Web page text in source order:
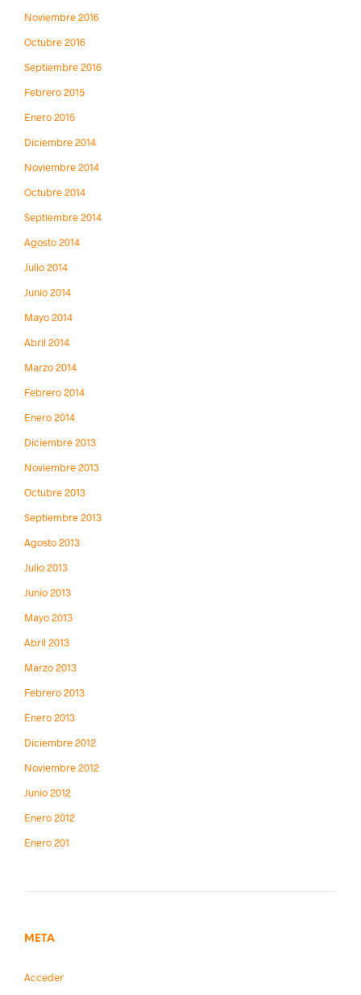
Noviembre 2016
Octubre 2016
Septiembre 2016
Febrero 2015
Enero 2015
Diciembre 2014
Noviembre 2014
Octubre 2014
Septiembre 2014
Agosto 2014
Julio 2014
Junio 2014
Mayo 2014
Abril 2014
Marzo 2014
Febrero 2014
Enero 2014
Diciembre 2013
Noviembre 2013
Octubre 2013
Septiembre 2013
Agosto 2013
Julio 2013
Junio 2013
Mayo 2013
Abril 2013
Marzo 2013
Febrero 2013
Enero 2013
Diciembre 2012
Noviembre 2012
Junio 2012
Enero 2012
Enero 201
META
Acceder